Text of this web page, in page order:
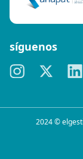
síguenos
2024 ©